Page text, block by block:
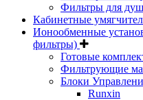
Фильтры для
Кабинетные
Ионообменные
фильтры)
Готовые
Фильтрующие
Блоки
Runxin